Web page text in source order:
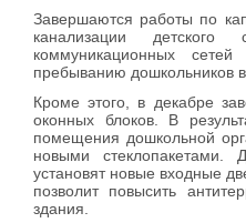
Завершаются работы по
канализации
коммуникационных сетей
пребыванию дошкольников
Кроме этого, в декабре
оконных блоков. В
помещения дошкольной
новыми стеклопакетами.
установят новые входные
позволит повысить
здания.